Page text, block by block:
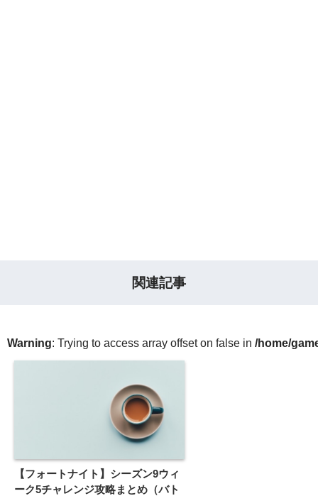
関連記事
Warning: Trying to access array offset on false in /home/
【フォートナイト】シーズン9ウィ
ーク5チャレンジ攻略まとめ（バト